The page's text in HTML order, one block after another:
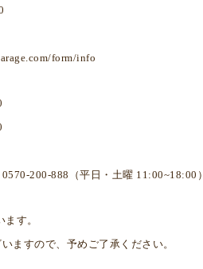
form/info
200-888（平日・土曜 11:00~18:00）
す。
ますので、予めご了承ください。